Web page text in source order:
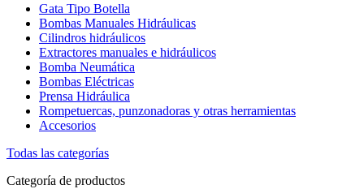
Gata Tipo Botella
Bombas Manuales Hidráulicas
Cilindros hidráulicos
Extractores manuales e hidráulicos
Bomba Neumática
Bombas Eléctricas
Prensa Hidráulica
Rompetuercas, punzonadoras y otras herramientas
Accesorios
Todas las categorías
Categoría de productos